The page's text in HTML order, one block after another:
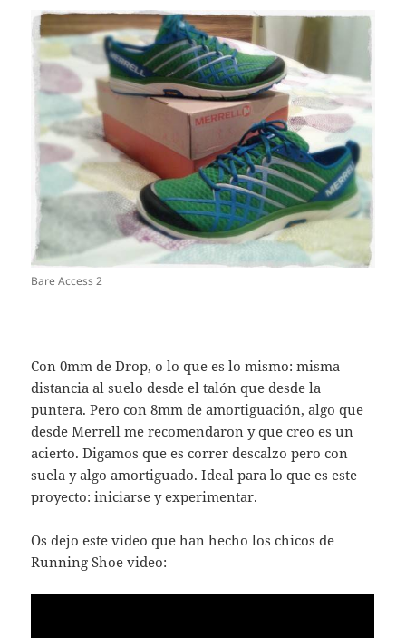
Bare Access 2
Con 0mm de Drop, o lo que es lo mismo: misma
distancia al suelo desde el talón que desde la
puntera. Pero con 8mm de amortiguación, algo que
desde Merrell me recomendaron y que creo es un
acierto. Digamos que es correr descalzo pero con
suela y algo amortiguado. Ideal para lo que es este
proyecto: iniciarse y experimentar.
Os dejo este video que han hecho los chicos de
Running Shoe video: